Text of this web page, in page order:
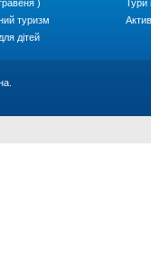
)
туризм
дітей
Тури